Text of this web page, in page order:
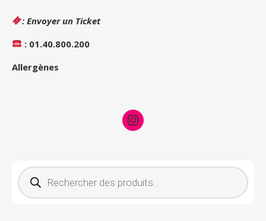
: Envoyer un Ticket
: 01.40.800.200
Allergènes
Instagram
Recherche de produits